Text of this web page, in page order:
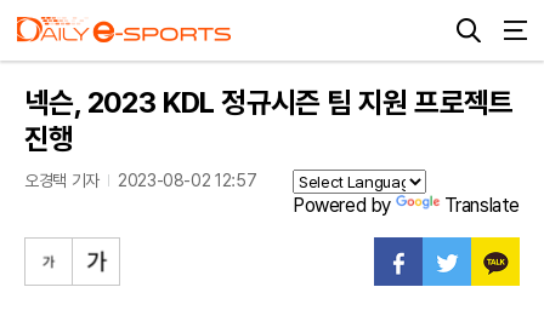
넥슨, 2023 KDL 정규시즌 팀 지원 프로젝트
진행
오경택 기자 2023-08-02 12:57
Powered by Translate